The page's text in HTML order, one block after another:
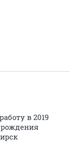
в 2019
рождения